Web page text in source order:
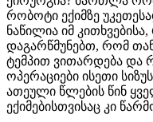
რობოტი ექიმზე
ნაწილია იმ
დაგარწმუნებთ, რომ
ტემპით ვითარდება
ოპერაციები ისეთი
ათეული წლების წინ
ექიმებისთვისაც კი